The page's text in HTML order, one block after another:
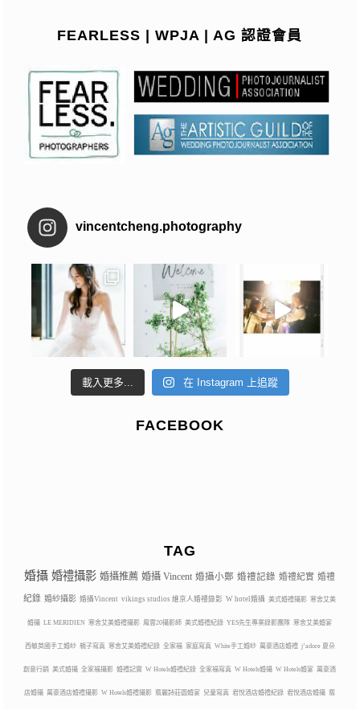
FEARLESS | WPJA | AG 認證會員
vincentcheng.photography
載入更多... 在 Instagram 上追蹤
FACEBOOK
TAG
婚攝 婚禮攝影 婚攝推薦 婚攝 Vincent 婚攝小鄭 婚禮記錄 婚禮紀實 婚禮
紀錄 婚紗攝影 婚攝Vincent vikings studios 維京人婚禮錄影 W hotel婚攝 美式婚禮攝影 寒舍艾美
婚攝 LE MERIDIEN 寒舍艾美婚禮攝影 風雲20攝影師 美式婚禮紀錄 YES先生專業錄影團隊 寒舍艾美婚宴
西敏英國手工婚紗 親子寫真 寒舍艾美婚禮紀錄 全家福 家庭寫真 White手工婚紗 萬豪酒店婚禮 j’adore 夏朵
創意行銷 美式婚攝 全家福攝影 婚禮記實 W Hotels婚禮紀錄 全家福寫真 W Hotels婚攝 W Hotels婚宴 萬豪酒
店婚攝 萬豪酒店婚禮攝影 W Hotels婚禮攝影 翡麗詩莊園婚宴 兒童寫真 君悅酒店婚禮紀錄 君悅酒店婚攝 翡